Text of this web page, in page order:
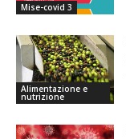
Mise-covid 3
Alimentazione e
nutrizione